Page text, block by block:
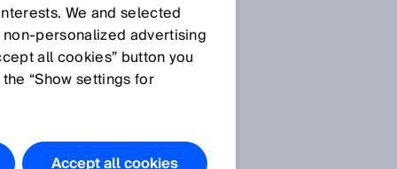
Todos los artículos
We and selected
advertising
all cookies” button you
“Show settings for
Accept all cookies